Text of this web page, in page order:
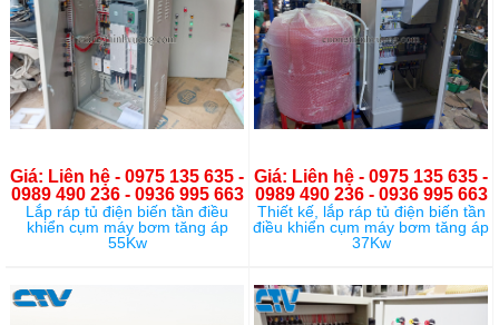
Giá: Liên hệ - 0975 135 635 -
0989 490 236 - 0936 995 663
Lắp ráp tủ điện biến tần điều
khiển cụm máy bơm tăng áp
55Kw
Giá: Liên hệ - 0975 135 635 -
0989 490 236 - 0936 995 663
Thiết kế, lắp ráp tủ điện biến tần
điều khiển cụm máy bơm tăng áp
37Kw